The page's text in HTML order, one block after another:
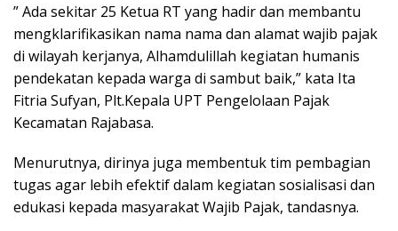
” Ada sekitar 25 Ketua RT yang hadir dan membantu
mengklarifikasikan nama nama dan alamat wajib pajak
di wilayah kerjanya, Alhamdulillah kegiatan humanis
pendekatan kepada warga di sambut baik,” kata Ita
Fitria Sufyan, Plt.Kepala UPT Pengelolaan Pajak
Kecamatan Rajabasa.
Menurutnya, dirinya juga membentuk tim pembagian
tugas agar lebih efektif dalam kegiatan sosialisasi dan
edukasi kepada masyarakat Wajib Pajak, tandasnya.